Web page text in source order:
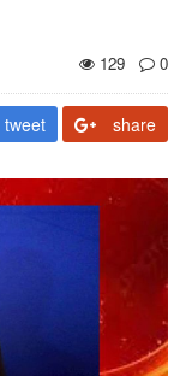
129
0
tweet share